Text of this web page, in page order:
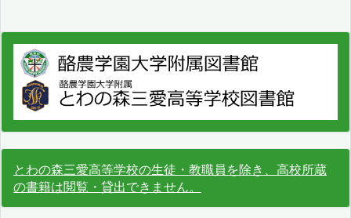
とわの森三愛高等学校の生徒・教職員を除き、高校所蔵
の書籍は閲覧・貸出できません。